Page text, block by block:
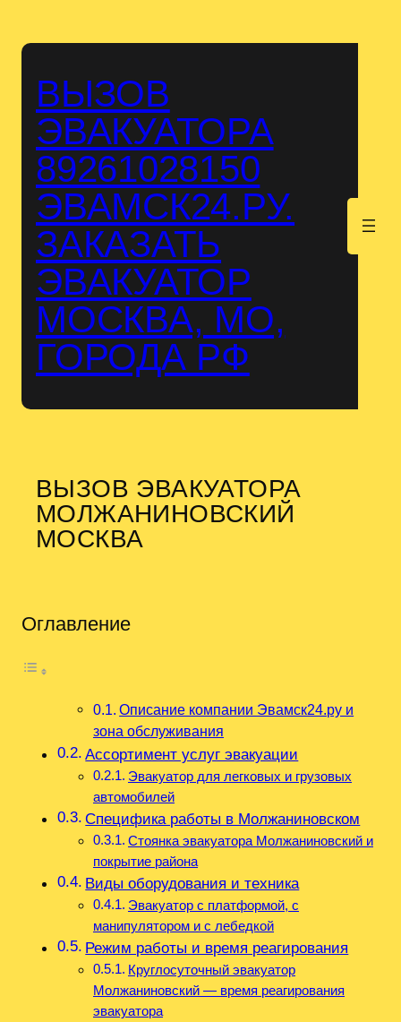
ВЫЗОВ
ЭВАКУАТОРА
89261028150
ЭВАМСК24.РУ.
ЗАКАЗАТЬ
ЭВАКУАТОР
МОСКВА, МО,
ГОРОДА РФ
ВЫЗОВ ЭВАКУАТОРА
МОЛЖАНИНОВСКИЙ
МОСКВА
Оглавление
Описание компании Эвамск24.ру и
зона обслуживания
Ассортимент услуг эвакуации
Эвакуатор для легковых и грузовых
автомобилей
Специфика работы в Молжаниновском
Стоянка эвакуатора Молжаниновский и
покрытие района
Виды оборудования и техника
Эвакуатор с платформой, с
манипулятором и с лебедкой
Режим работы и время реагирования
Круглосуточный эвакуатор
Молжаниновский — время реагирования
эвакуатора